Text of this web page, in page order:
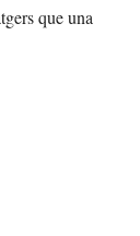
que una